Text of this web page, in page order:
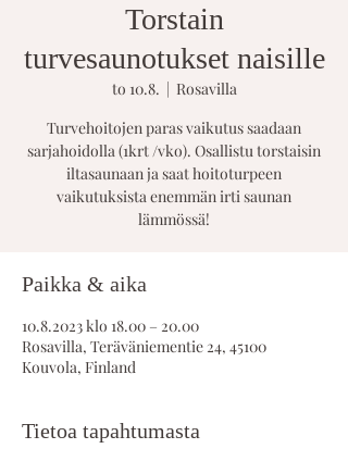
Torstain
turvesaunotukset naisille
to 10.8.
  |
Rosavilla
Turvehoitojen paras vaikutus saadaan
sarjahoidolla (1krt /vko). Osallistu torstaisin
iltasaunaan ja saat hoitoturpeen
vaikutuksista enemmän irti saunan
lämmössä!
Paikka & aika
10.8.2023 klo 18.00 – 20.00
Rosavilla, Teräväniementie 24, 45100
Kouvola, Finland
Tietoa tapahtumasta